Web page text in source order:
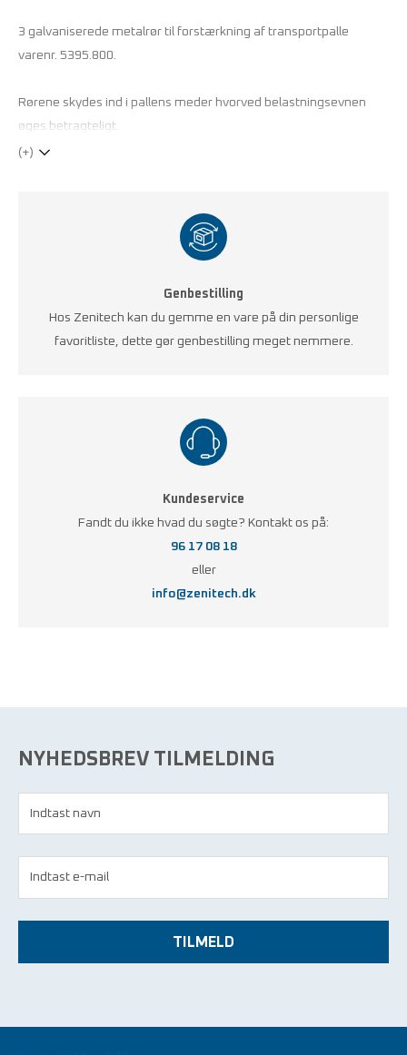
3 galvaniserede metalrør til forstærkning af transportpalle
varenr. 5395.800.
Rørene skydes ind i pallens meder hvorved belastningsevnen
øges betragteligt.
(+)
Genbestilling
Hos Zenitech kan du gemme en vare på din personlige
favoritliste, dette gør genbestilling meget nemmere.
Kundeservice
Fandt du ikke hvad du søgte? Kontakt os på:
96 17 08 18
eller
info@zenitech.dk
NYHEDSBREV TILMELDING
TILMELD